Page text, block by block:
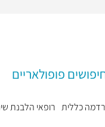
פופולאריים
כללית רופאי הלבנת